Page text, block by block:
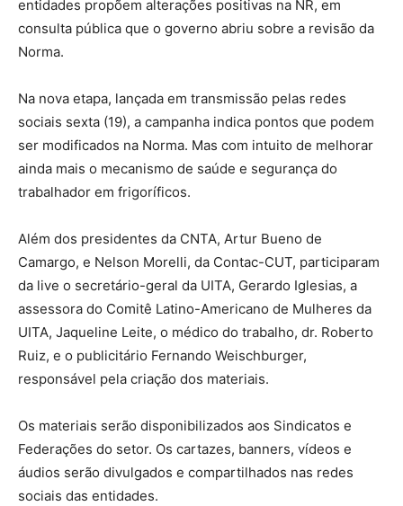
entidades propõem alterações positivas na NR, em
consulta pública que o governo abriu sobre a revisão da
Norma.
Na nova etapa, lançada em transmissão pelas redes
sociais sexta (19), a campanha indica pontos que podem
ser modificados na Norma. Mas com intuito de melhorar
ainda mais o mecanismo de saúde e segurança do
trabalhador em frigoríficos.
Além dos presidentes da CNTA, Artur Bueno de
Camargo, e Nelson Morelli, da Contac-CUT, participaram
da live o secretário-geral da UITA, Gerardo Iglesias, a
assessora do Comitê Latino-Americano de Mulheres da
UITA, Jaqueline Leite, o médico do trabalho, dr. Roberto
Ruiz, e o publicitário Fernando Weischburger,
responsável pela criação dos materiais.
Os materiais serão disponibilizados aos Sindicatos e
Federações do setor. Os cartazes, banners, vídeos e
áudios serão divulgados e compartilhados nas redes
sociais das entidades.